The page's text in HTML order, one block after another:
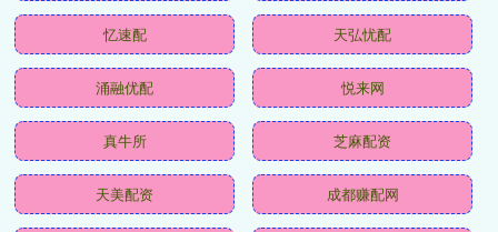
忆速配 天弘忧配
涌融优配 悦来网
真牛所 芝麻配资
天美配资 成都赚配网